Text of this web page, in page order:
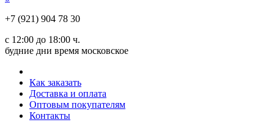
+7 (921) 904 78 30
с 12:00 до 18:00 ч.
будние дни время московское
Как заказать
Доставка и оплата
Оптовым покупателям
Контакты